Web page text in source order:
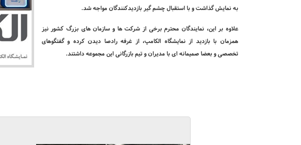
به نمایش گذاشت و با استقبال چشم گیر بازدیدکنندگان مواجه شد.
علاوه بر این، نمایندگان محترم برخی از شرکت ها و سازمان های بزرگ کشور نیز
همزمان با بازدید از نمایشگاه الکامپ، از غرفه رادصا دیدن کرده و گفتگوهای
تخصصی و بعضا صمیمانه ای با مدیران و تیم بازرگانی این مجموعه داشتند.